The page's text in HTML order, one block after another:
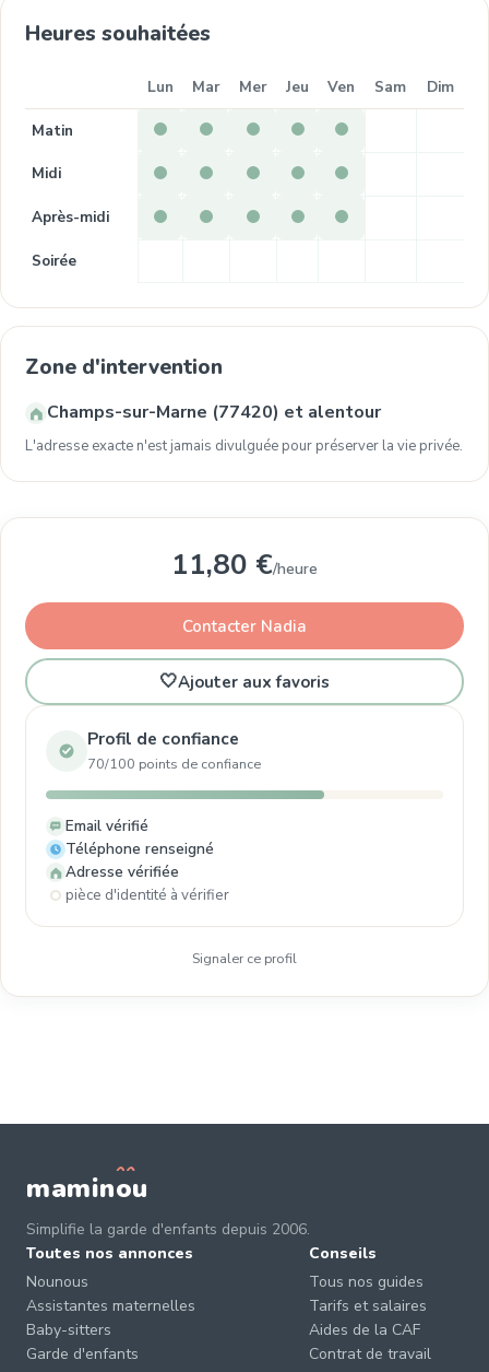
Heures souhaitées
Lun Mar Mer Jeu Ven Sam Dim
Matin
Midi
Après-midi
Soirée
Zone d'intervention
Champs-sur-Marne (77420) et alentour
L'adresse exacte n'est jamais divulguée pour préserver la vie privée.
11,80 €/heure
Contacter Nadia
🤍Ajouter aux favoris
Profil de confiance
70/100 points de confiance
Email vérifié
Téléphone renseigné
Adresse vérifiée
pièce d'identité à vérifier
Signaler ce profil
maminou
Simplifie la garde d'enfants depuis 2006.
Toutes nos annonces
Nounous
Assistantes maternelles
Baby-sitters
Garde d'enfants
Conseils
Tous nos guides
Tarifs et salaires
Aides de la CAF
Contrat de travail